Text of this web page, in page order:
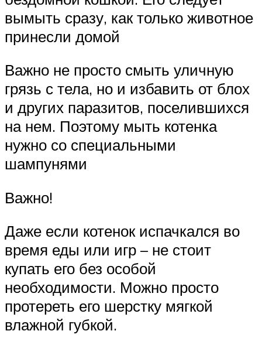
вымыть сразу, как только животное
принесли домой
Важно не просто смыть уличную
грязь с тела, но и избавить от блох
и других паразитов, поселившихся
на нем. Поэтому мыть котенка
нужно со специальными
шампунями
Важно!
Даже если котенок испачкался во
время еды или игр – не стоит
купать его без особой
необходимости. Можно просто
протереть его шерстку мягкой
влажной губкой.